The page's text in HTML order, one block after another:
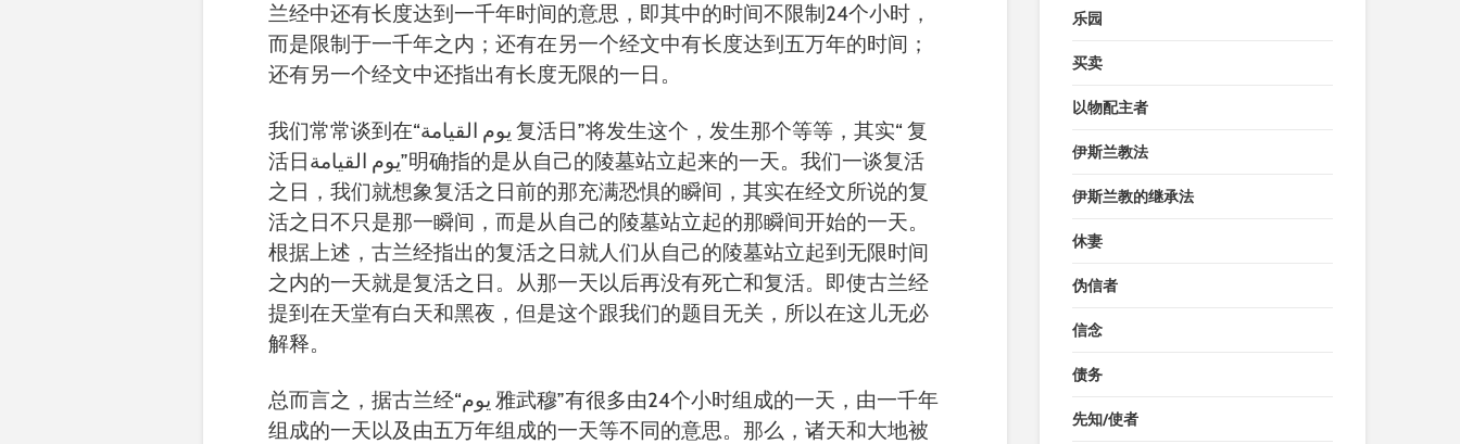
兰经中还有长度达到一千年时间的意思，即其中的时间不限制24个小时，
而是限制于一千年之内；还有在另一个经文中有长度达到五万年的时间；
还有另一个经文中还指出有长度无限的一日。
我们常常谈到在“يوم القيامة 复活日”将发生这个，发生那个等等，其实“ 复
活日يوم القيامة”明确指的是从自己的陵墓站立起来的一天。我们一谈复活
之日，我们就想象复活之日前的那充满恐惧的瞬间，其实在经文所说的复
活之日不只是那一瞬间，而是从自己的陵墓站立起的那瞬间开始的一天。
根据上述，古兰经指出的复活之日就人们从自己的陵墓站立起到无限时间
之内的一天就是复活之日。从那一天以后再没有死亡和复活。即使古兰经
提到在天堂有白天和黑夜，但是这个跟我们的题目无关，所以在这儿无必
解释。
总而言之，据古兰经“يوم 雅武穆”有很多由24个小时组成的一天，由一千年
组成的一天以及由五万年组成的一天等不同的意思。那么，诸天和大地被
乐园
买卖
以物配主者
伊斯兰教法
伊斯兰教的继承法
休妻
伪信者
信念
债务
先知/使者